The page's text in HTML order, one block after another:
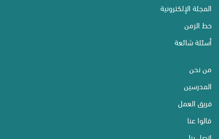
المجلة الإلكترونية
خط الزمن
أسئلة شائعة
من نحن
المدرسين
فريق العمل
قالوا عنا